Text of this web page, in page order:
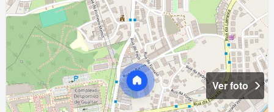
Ver foto